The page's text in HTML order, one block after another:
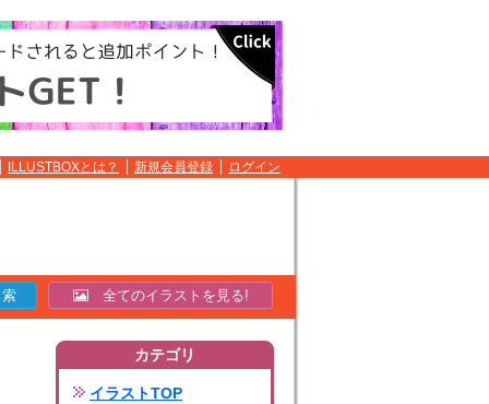
ILLUSTBOXとは？ 新規会員登録 ログイン
全てのイラストを見る!
カテゴリ
イラストTOP